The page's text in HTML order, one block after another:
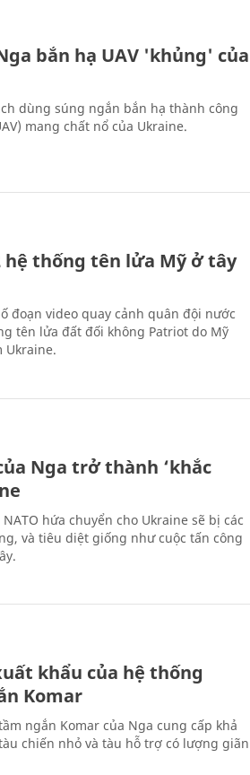
bắn hạ UAV 'khủng' của
dùng súng ngắn bắn hạ thành công
mang chất nổ của Ukraine.
hệ thống tên lửa Mỹ ở tây
đoạn video quay cảnh quân đội nước
tên lửa đất đối không Patriot do Mỹ
Ukraine.
Nga trở thành ‘khắc
hứa chuyển cho Ukraine sẽ bị các
và tiêu diệt giống như cuộc tấn công
khẩu của hệ thống
Komar
ngắn Komar của Nga cung cấp khả
chiến nhỏ và tàu hỗ trợ có lượng giãn